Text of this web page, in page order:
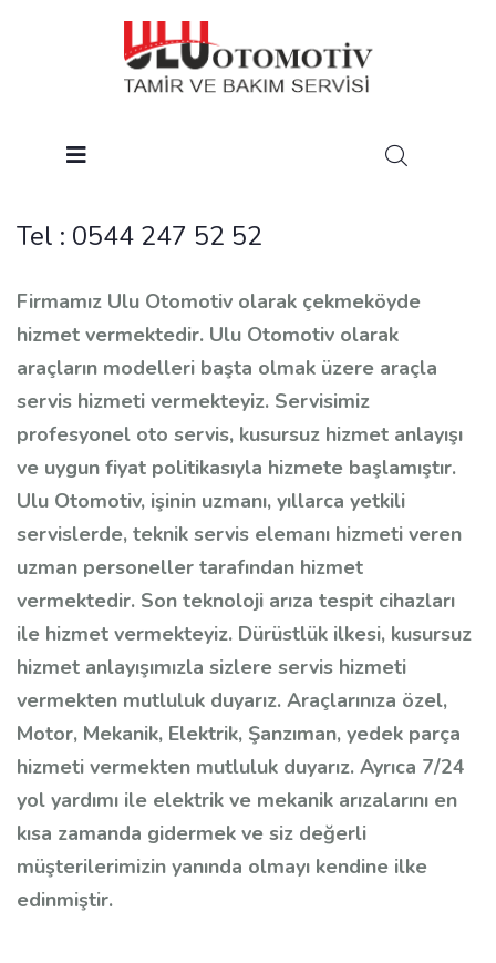
Tel : 0544 247 52 52
Firmamız Ulu Otomotiv olarak çekmeköyde
hizmet vermektedir. Ulu Otomotiv olarak
araçların modelleri başta olmak üzere araçla
servis hizmeti vermekteyiz. Servisimiz
profesyonel oto servis, kusursuz hizmet anlayışı
ve uygun fiyat politikasıyla hizmete başlamıştır.
Ulu Otomotiv, işinin uzmanı, yıllarca yetkili
servislerde, teknik servis elemanı hizmeti veren
uzman personeller tarafından hizmet
vermektedir. Son teknoloji arıza tespit cihazları
ile hizmet vermekteyiz. Dürüstlük ilkesi, kusursuz
hizmet anlayışımızla sizlere servis hizmeti
vermekten mutluluk duyarız. Araçlarınıza özel,
Motor, Mekanik, Elektrik, Şanzıman, yedek parça
hizmeti vermekten mutluluk duyarız. Ayrıca 7/24
yol yardımı ile elektrik ve mekanik arızalarını en
kısa zamanda gidermek ve siz değerli
müşterilerimizin yanında olmayı kendine ilke
edinmiştir.